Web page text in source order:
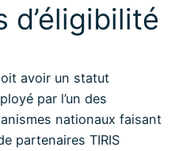
d’éligibilité
avoir un statut
par l’un des
nationaux faisant
partenaires TIRIS